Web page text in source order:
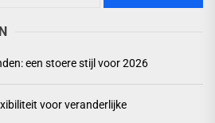
een stoere stijl voor 2026
voor veranderlijke